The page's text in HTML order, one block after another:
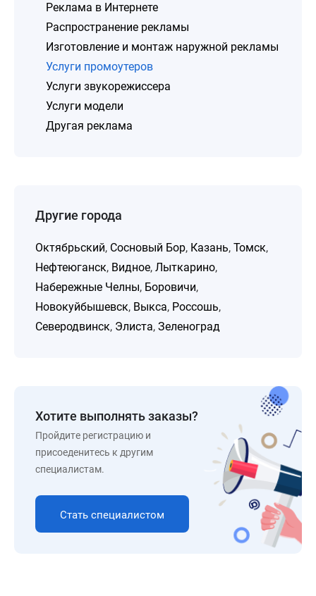
Реклама в Интернете
Распространение рекламы
Изготовление и монтаж наружной рекламы
Услуги промоутеров
Услуги звукорежиссера
Услуги модели
Другая реклама
Другие города
Октябрьский, Сосновый Бор, Казань, Томск,
Нефтеюганск, Видное, Лыткарино,
Набережные Челны, Боровичи,
Новокуйбышевск, Выкса, Россошь,
Северодвинск, Элиста, Зеленоград
Хотите выполнять заказы?
Пройдите регистрацию и
присоеденитесь к другим
специалистам.
Стать специалистом